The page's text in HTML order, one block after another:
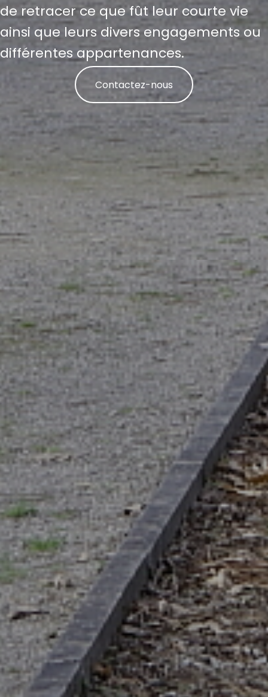
de retracer ce que fût leur courte vie
ainsi que leurs divers engagements ou
différentes appartenances.
Contactez-nous